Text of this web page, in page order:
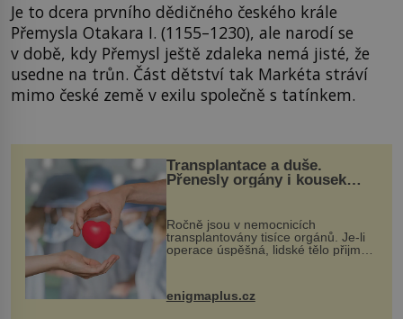
Je to dcera prvního dědičného českého krále
Přemysla Otakara I. (1155–1230), ale narodí se
v době, kdy Přemysl ještě zdaleka nemá jisté, že
usedne na trůn. Část dětství tak Markéta stráví
mimo české země v exilu společně s tatínkem.
Transplantace a duše.
Přenesly orgány i kousek
Ročně jsou v nemocnicích
transplantovány tisíce orgánů. Je-li
operace úspěšná, lidské tělo přijme
enigmaplus.cz